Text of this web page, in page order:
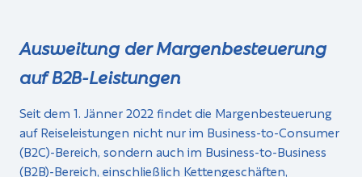
Ausweitung der Margenbesteuerung
auf B2B-Leistungen
Seit dem 1. Jänner 2022 findet die Margenbesteuerung
auf Reiseleistungen nicht nur im Business-to-Consumer
(B2C)-Bereich, sondern auch im Business-to-Business
(B2B)-Bereich, einschließlich Kettengeschäften,